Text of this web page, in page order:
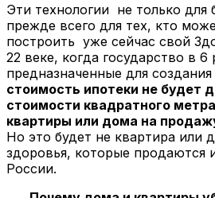
Эти технологии не только для
прежде всего для тех, кто
построить уже сейчас свой
22 веке, когда государство в
предназначенные для
стоимость ипотеки не будет
стоимости квадратного
квартиры или дома на
Но это будет не квартира или
здоровья, которые продаются
России.